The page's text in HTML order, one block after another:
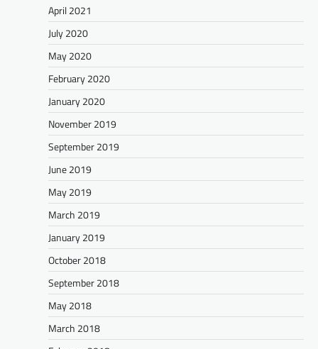
April 2021
July 2020
May 2020
February 2020
January 2020
November 2019
September 2019
June 2019
May 2019
March 2019
January 2019
October 2018
September 2018
May 2018
March 2018